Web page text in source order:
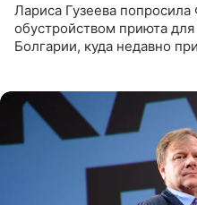
Лариса Гузеева
обустройством приюта
Болгарии, куда недавно